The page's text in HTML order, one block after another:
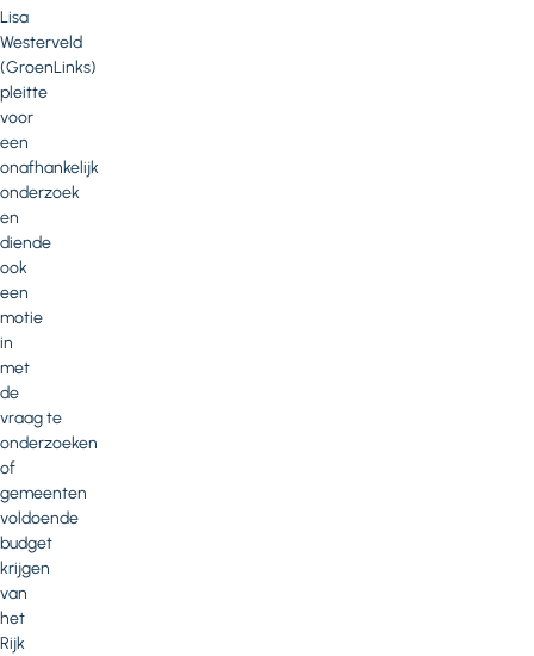
Lisa
Westerveld
(GroenLinks)
pleitte
voor
een
onafhankelijk
onderzoek
en
diende
ook
een
motie
in
met
de
vraag te
onderzoeken
of
gemeenten
voldoende
budget
krijgen
van
het
Rijk